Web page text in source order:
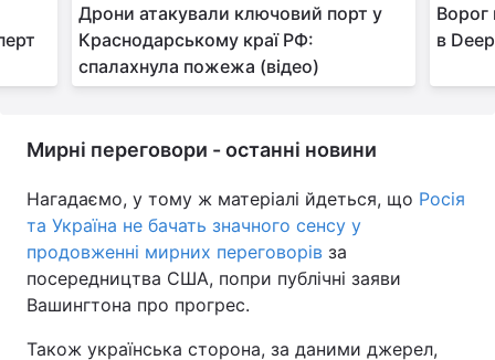
Дрони атакували ключовий порт у
Краснодарському краї РФ:
спалахнула пожежа (відео)
Ворог
в
Мирні переговори - останні новини
Нагадаємо, у тому ж матеріалі йдеться, що Росія
та Україна не бачать значного сенсу у
продовженні мирних переговорів за
посередництва США, попри публічні заяви
Вашингтона про прогрес.
Також українська сторона, за даними джерел,